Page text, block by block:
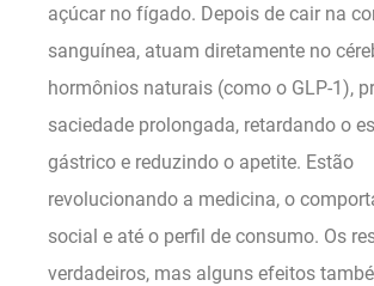
açúcar no fígado. Depois de cair na
sanguínea, atuam diretamente no
hormônios naturais (como o GLP-1),
saciedade prolongada, retardando o
gástrico e reduzindo o apetite. Estão
revolucionando a medicina, o
social e até o perfil de consumo. Os
verdadeiros, mas alguns efeitos